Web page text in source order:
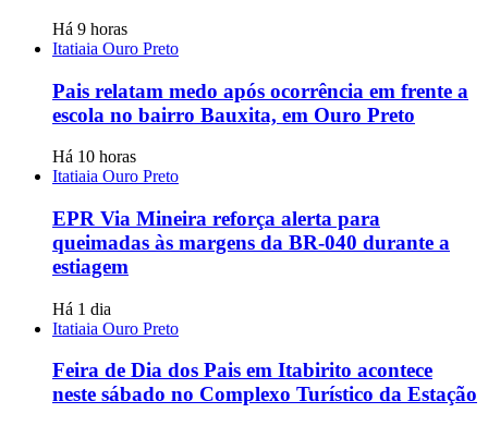
Há 9 horas
Itatiaia Ouro Preto
Pais relatam medo após ocorrência em frente a
escola no bairro Bauxita, em Ouro Preto
Há 10 horas
Itatiaia Ouro Preto
EPR Via Mineira reforça alerta para
queimadas às margens da BR-040 durante a
estiagem
Há 1 dia
Itatiaia Ouro Preto
Feira de Dia dos Pais em Itabirito acontece
neste sábado no Complexo Turístico da Estação